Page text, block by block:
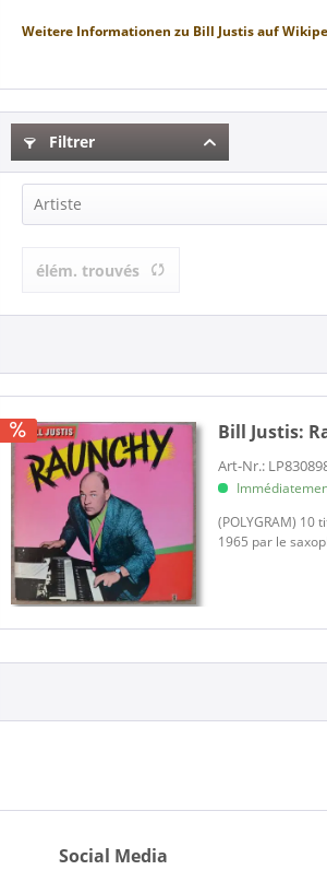
Weitere Informationen zu Bill Justisauf
Filtrer
Artiste
élém. trouvés
Bill Justis:
Art-Nr.:
(POLYGRAM)
1965 par le
Social Media